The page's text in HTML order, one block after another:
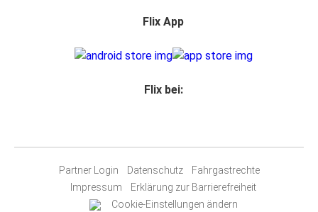
Flix App
Flix bei:
Partner Login Datenschutz
Fahrgastrechte
Impressum
Erklärung zur Barrierefreiheit
Cookie-Einstellungen ändern